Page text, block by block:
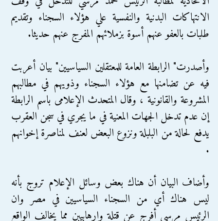
الانتهاكات البدنية والنفسية علي هؤلاء السجناء وتقديم
طلبات بالعفو عنهم أسوة بزملائهم المفرج عنهم حديثا.
وأصدرت" الرابطة العامة للمعتقلين السياسيين" بيان أعربت
فيه عن تضامنها مع هؤلاء السجناء وذويهم في مطالبهم
المشروعة والقانونية ، وقال المتحدث الإعلامى باسم الرابطة
إن عدم تدخل الجهات المعنية في ما يجري في سجن العقرب
يدفع لحالة من البلبلة ونزوع البعض لعنف لمناصرة إخوانهم
.
وأضاف البيان أن هناك بعض وسائل الإعلام تروج بأنه
ليس هناك أي من السجناء السياسيين في مصر وان
الرئيس مرسي أفرج عن قتلة وإرهابيين مما يخالف الواقع